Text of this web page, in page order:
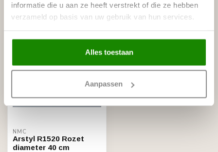
informatie die u aan ze heeft verstrekt of die ze hebben
verzameld op basis van uw gebruik van hun services.
Alles toestaan
Aanpassen
Recent bekeken
NMC
Arstyl R1520 Rozet
diameter 40 cm